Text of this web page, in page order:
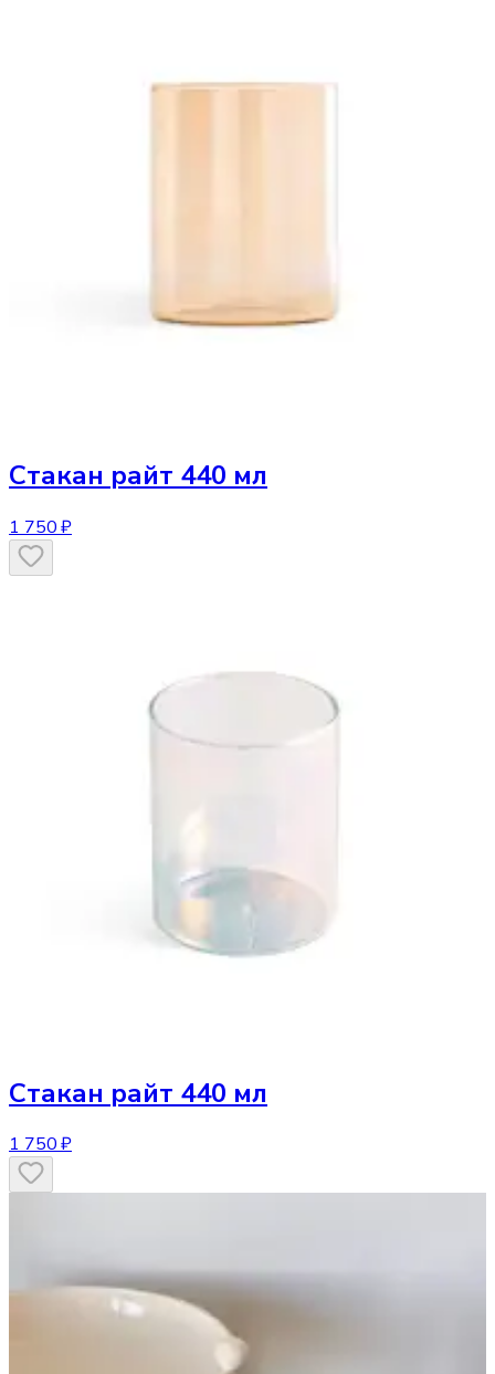
Стакан райт 440 мл
1 750 ₽
Стакан райт 440 мл
1 750 ₽